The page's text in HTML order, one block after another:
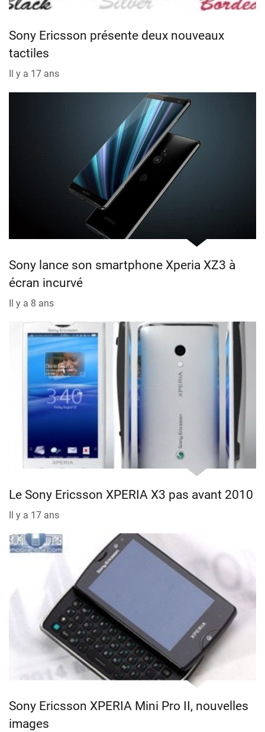
Sony Ericsson présente deux nouveaux
tactiles
Il y a 17 ans
Sony lance son smartphone Xperia XZ3 à
écran incurvé
Il y a 8 ans
Le Sony Ericsson XPERIA X3 pas avant 2010
Il y a 17 ans
Sony Ericsson XPERIA Mini Pro II, nouvelles
images